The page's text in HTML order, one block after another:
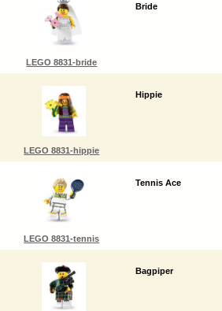
LEGO 8831-bride
Bride
LEGO 8831-hippie
Hippie
LEGO 8831-tennis
Tennis Ace
Bagpiper